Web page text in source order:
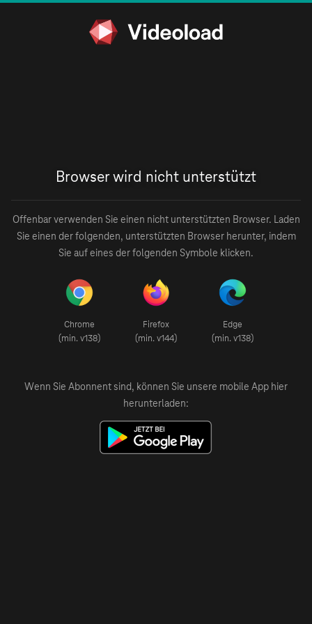
Browser wird nicht unterstützt
Offenbar verwenden Sie einen nicht unterstützten Browser. Laden
Sie einen der folgenden, unterstützten Browser herunter, indem
Sie auf eines der folgenden Symbole klicken.
Chrome
(min. v138)
Firefox
(min. v144)
Edge
(min. v138)
Wenn Sie Abonnent sind, können Sie unsere mobile App hier
herunterladen: